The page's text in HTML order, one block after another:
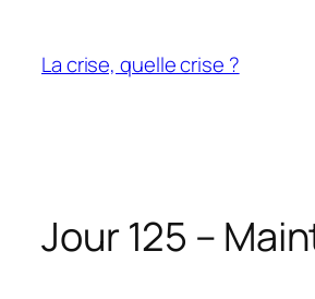
contenu
La crise, quelle crise ?
Jour 125 –